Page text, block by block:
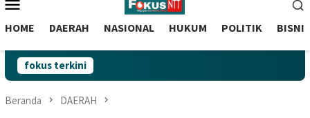
to
contentMobile
HOME DAERAH NASIONAL HUKUM POLITIK BISNIS
fokus terkini
Beranda DAERAH